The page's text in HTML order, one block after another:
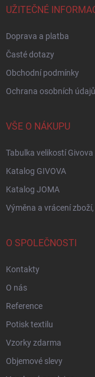
UŽITEČNÉ
Doprava a platba
Časté dotazy
Obchodní podmínky
Ochrana osobních údajů
VŠE O NÁKUPU
Tabulka velikostí Givova
Katalog GIVOVA
Katalog JOMA
Výměna a vrácení
O SPOLEČNOSTI
Kontakty
O nás
Reference
Potisk textilu
Vzorky zdarma
Objemové slevy